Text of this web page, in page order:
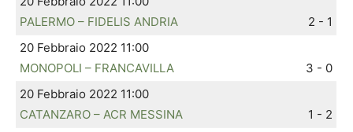
PALERMO – FIDELIS ANDRIA
2 - 1
20 Febbraio 2022 11:00
MONOPOLI – FRANCAVILLA
3 - 0
20 Febbraio 2022 11:00
CATANZARO – ACR MESSINA
1 - 2